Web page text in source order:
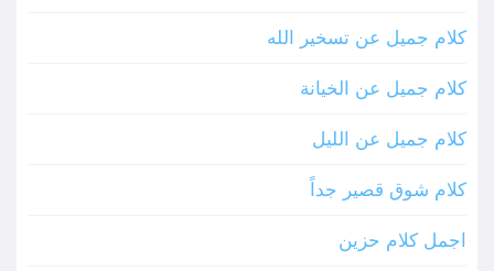
كلام جميل عن تسخير الله
كلام جميل عن الخيانة
كلام جميل عن الليل
كلام شوق قصير جداً
اجمل كلام حزين